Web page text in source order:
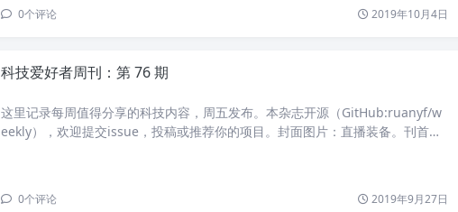
0个评论 2019年10月4日
科技爱好者周刊：第 76 期
这里记录每周值得分享的科技内容，周五发布。本杂志开源（GitHub:ruanyf/w
eekly），欢迎提交issue，投稿或推荐你的项目。封面图片：直播装备。刊首语
0个评论 2019年9月27日